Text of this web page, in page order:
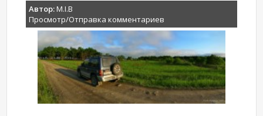
Автор:M.I.B
Просмотр/Отправка комментариев